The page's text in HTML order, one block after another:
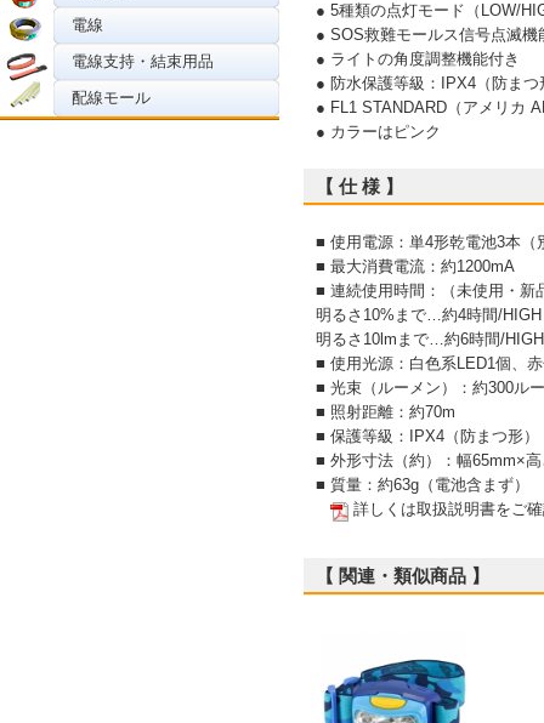
電線
電線支持・結束用品
配線モール
● 5種類の点灯モード（LOW/
● SOS救難モールス信号点滅機
● ライトの角度調整機能付き
● 防水保護等級：IPX4（防まつ
● FL1 STANDARD（アメリカ
● カラーはピンク
【 仕 様 】
■ 使用電源：単4形乾電池3本（
■ 最大消費電流：約1200mA
■ 連続使用時間：（未使用・新
明るさ10%まで…約4時間/
明るさ10lmまで…約6時間/
■ 使用光源：白色系LED1個、
■ 光束（ルーメン）：約300ル
■ 照射距離：約70m
■ 保護等級：IPX4（防まつ形）
■ 外形寸法（約）：幅65mm×
■ 質量：約63g（電池含まず）
詳しくは取扱説明書をご
【 関連・類似商品 】